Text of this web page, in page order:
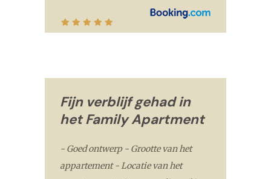
Fijn verblijf gehad in
het Family Apartment
- Goed ontwerp - Grootte van het
appartement - Locatie van het